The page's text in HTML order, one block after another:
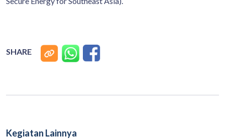
SHARE
Kegiatan Lainnya